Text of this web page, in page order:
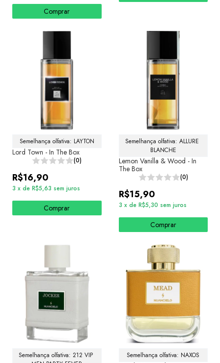
Comprar
Semelhança olfativa: LAYTON
Lord Town - In The Box
(0)
R$16,90
3 x de R$5,63 sem juros
Comprar
Semelhança olfativa: ALLURE
BLANCHE
Lemon Vanilla & Wood - In
The Box
(0)
R$15,90
3 x de R$5,30 sem juros
Comprar
Semelhança olfativa: 212 VIP
Semelhança olfativa: NAXOS